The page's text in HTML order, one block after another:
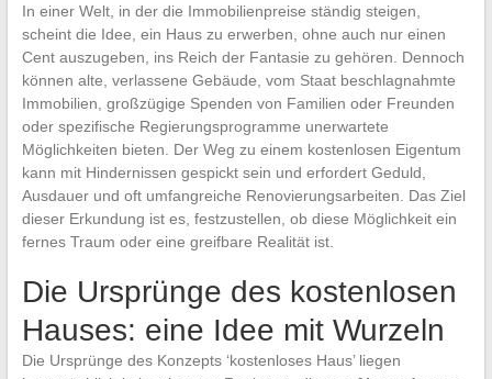
In einer Welt, in der die Immobilienpreise ständig steigen,
scheint die Idee, ein Haus zu erwerben, ohne auch nur einen
Cent auszugeben, ins Reich der Fantasie zu gehören. Dennoch
können alte, verlassene Gebäude, vom Staat beschlagnahmte
Immobilien, großzügige Spenden von Familien oder Freunden
oder spezifische Regierungsprogramme unerwartete
Möglichkeiten bieten. Der Weg zu einem kostenlosen Eigentum
kann mit Hindernissen gespickt sein und erfordert Geduld,
Ausdauer und oft umfangreiche Renovierungsarbeiten. Das Ziel
dieser Erkundung ist es, festzustellen, ob diese Möglichkeit ein
fernes Traum oder eine greifbare Realität ist.
Die Ursprünge des kostenlosen
Hauses: eine Idee mit Wurzeln
Die Ursprünge des Konzepts ‘kostenloses Haus’ liegen